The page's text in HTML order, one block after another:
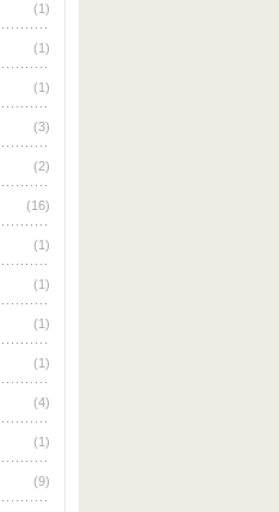
(1)
(1)
(1)
(3)
(2)
(16)
(1)
(1)
(1)
(1)
(4)
(1)
(9)